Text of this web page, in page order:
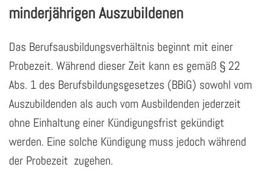
minderjährigen Auszubildenen
Das Berufsausbildungsverhältnis beginnt mit einer
Probezeit. Während dieser Zeit kann es gemäß § 22
Abs. 1 des Berufsbildungsgesetzes (BBiG) sowohl vom
Auszubildenden als auch vom Ausbildenden jederzeit
ohne Einhaltung einer Kündigungsfrist gekündigt
werden. Eine solche Kündigung muss jedoch während
der Probezeit zugehen.